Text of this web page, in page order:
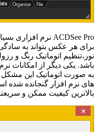
ACDSee Pro نرم افزاری
برای هر عکس بتواند به سادگی
نور،تنظیم اتوماتیک رنگ و
باشد. یکی دیگر از امکانات
به صورت اتوماتیک این مشکل
های نرم افزار گنجانده شده
بالاترین کیفیت ممکن و